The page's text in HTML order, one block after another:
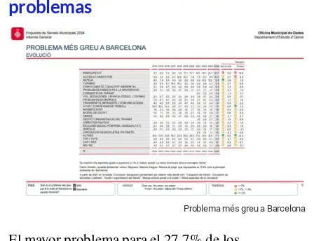
problemas
Problema més greu a Barcelona